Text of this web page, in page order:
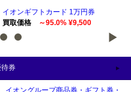
イオンギフトカード 1万円券
買取価格
～95.0% ¥9,500
券